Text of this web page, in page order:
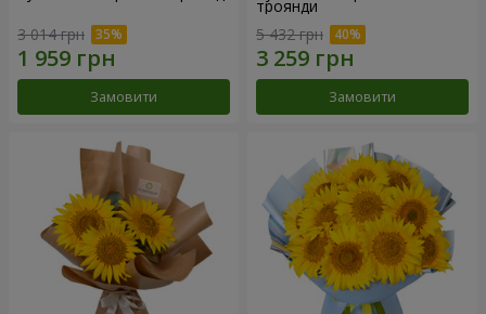
3 014 грн
Замовити
троянди
5 432 грн
Замовити